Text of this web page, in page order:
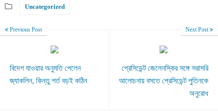
Uncategorized
Previous Post
বিদেশ যাওয়ার অনুমতি পেলেন
জ্যাকলিন, কিন্তু শর্ত বড়ই কঠিন
Next Post
প্রেসিডেন্ট জেলেনস্কির সঙ্গে সরাসরি
আলোচনায় বসতে প্রেসিডেন্ট পুতিনকে
অনুরোধ